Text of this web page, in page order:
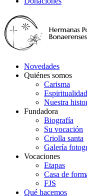
Novedades
Quiénes somos
Carisma
Espiritualidad
Nuestra
Fundadora
Biografía
Su vocación
Criolla santa
Galería
Vocaciones
Etapas
Casa de
FJS
Qué hacemos